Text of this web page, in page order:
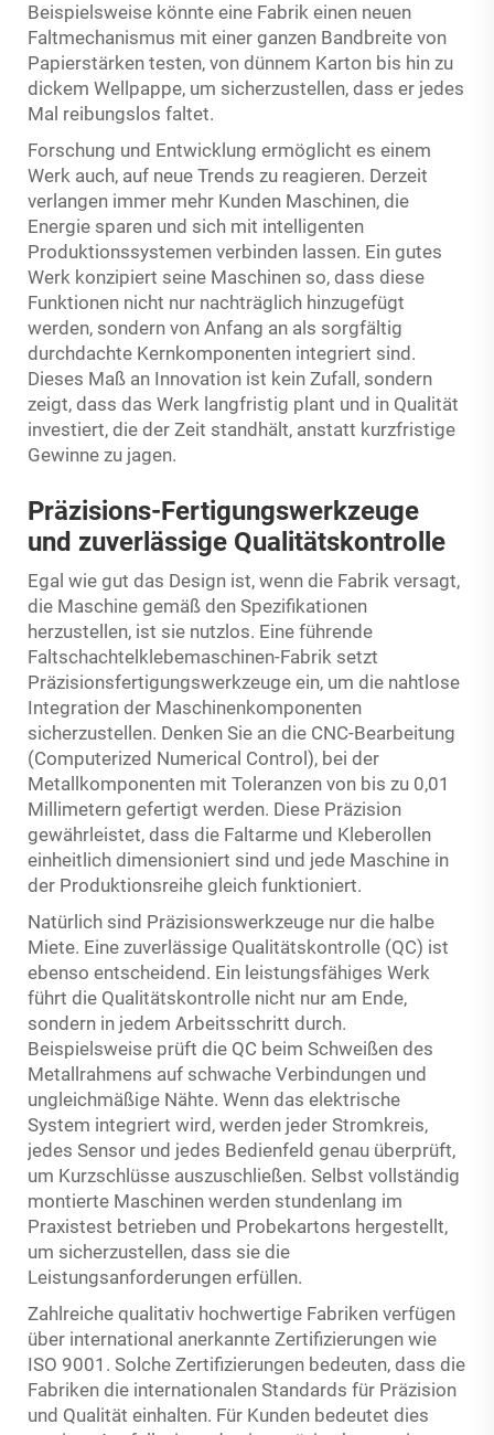
Beispielsweise könnte eine Fabrik einen neuen
Faltmechanismus mit einer ganzen Bandbreite von
Papierstärken testen, von dünnem Karton bis hin zu
dickem Wellpappe, um sicherzustellen, dass er jedes
Mal reibungslos faltet.
Forschung und Entwicklung ermöglicht es einem
Werk auch, auf neue Trends zu reagieren. Derzeit
verlangen immer mehr Kunden Maschinen, die
Energie sparen und sich mit intelligenten
Produktionssystemen verbinden lassen. Ein gutes
Werk konzipiert seine Maschinen so, dass diese
Funktionen nicht nur nachträglich hinzugefügt
werden, sondern von Anfang an als sorgfältig
durchdachte Kernkomponenten integriert sind.
Dieses Maß an Innovation ist kein Zufall, sondern
zeigt, dass das Werk langfristig plant und in Qualität
investiert, die der Zeit standhält, anstatt kurzfristige
Gewinne zu jagen.
Präzisions-Fertigungswerkzeuge
und zuverlässige Qualitätskontrolle
Egal wie gut das Design ist, wenn die Fabrik versagt,
die Maschine gemäß den Spezifikationen
herzustellen, ist sie nutzlos. Eine führende
Faltschachtelklebemaschinen-Fabrik setzt
Präzisionsfertigungswerkzeuge ein, um die nahtlose
Integration der Maschinenkomponenten
sicherzustellen. Denken Sie an die CNC-Bearbeitung
(Computerized Numerical Control), bei der
Metallkomponenten mit Toleranzen von bis zu 0,01
Millimetern gefertigt werden. Diese Präzision
gewährleistet, dass die Faltarme und Kleberollen
einheitlich dimensioniert sind und jede Maschine in
der Produktionsreihe gleich funktioniert.
Natürlich sind Präzisionswerkzeuge nur die halbe
Miete. Eine zuverlässige Qualitätskontrolle (QC) ist
ebenso entscheidend. Ein leistungsfähiges Werk
führt die Qualitätskontrolle nicht nur am Ende,
sondern in jedem Arbeitsschritt durch.
Beispielsweise prüft die QC beim Schweißen des
Metallrahmens auf schwache Verbindungen und
ungleichmäßige Nähte. Wenn das elektrische
System integriert wird, werden jeder Stromkreis,
jedes Sensor und jedes Bedienfeld genau überprüft,
um Kurzschlüsse auszuschließen. Selbst vollständig
montierte Maschinen werden stundenlang im
Praxistest betrieben und Probekartons hergestellt,
um sicherzustellen, dass sie die
Leistungsanforderungen erfüllen.
Zahlreiche qualitativ hochwertige Fabriken verfügen
über international anerkannte Zertifizierungen wie
ISO 9001. Solche Zertifizierungen bedeuten, dass die
Fabriken die internationalen Standards für Präzision
und Qualität einhalten. Für Kunden bedeutet dies